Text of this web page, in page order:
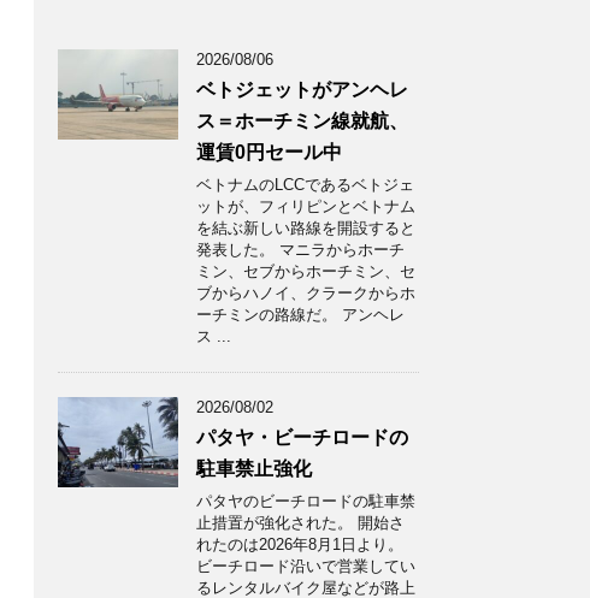
2026/08/06
ベトジェットがアンヘレ
ス＝ホーチミン線就航、
運賃0円セール中
ベトナムのLCCであるベトジェ
ットが、フィリピンとベトナム
を結ぶ新しい路線を開設すると
発表した。 マニラからホーチ
ミン、セブからホーチミン、セ
ブからハノイ、クラークからホ
ーチミンの路線だ。 アンヘレ
ス ...
2026/08/02
パタヤ・ビーチロードの
駐車禁止強化
パタヤのビーチロードの駐車禁
止措置が強化された。 開始さ
れたのは2026年8月1日より。
ビーチロード沿いで営業してい
るレンタルバイク屋などが路上